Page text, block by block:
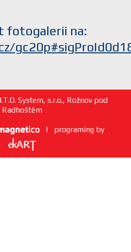
fotogalerii na:
System, s.r.o., Rožnov pod
Radhoštěm
| programing by